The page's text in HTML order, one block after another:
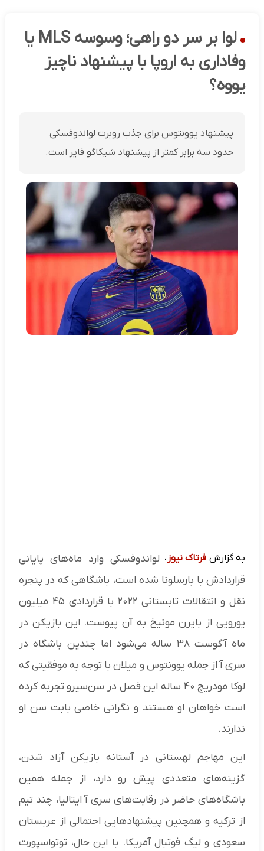
لوا بر سر دو راهی؛ وسوسه MLS یا
وفاداری به اروپا با پیشنهاد ناچیز
یووه؟
پیشنهاد یوونتوس برای جذب روبرت لواندوفسکی
حدود سه برابر کمتر از پیشنهاد شیکاگو فایر است.
به گزارش فرتاک نیوز ، لواندوفسکی وارد ماه‌های پایانی
قراردادش با بارسلونا شده است، باشگاهی که در پنجره
نقل و انتقالات تابستانی ۲۰۲۲ با قراردادی ۴۵ میلیون
یورویی از بایرن مونیخ به آن پیوست. این بازیکن در
ماه آگوست ۳۸ ساله می‌شود اما چندین باشگاه در
سری‌ آ از جمله یوونتوس و میلان با توجه به موفقیتی که
لوکا مودریچ ۴۰ ساله این فصل در سن‌سیرو تجربه کرده
است خواهان او هستند و نگرانی خاصی بابت سن او
ندارند.
این مهاجم لهستانی در آستانه بازیکن آزاد شدن،
گزینه‌های متعددی پیش رو دارد، از جمله همین
باشگاه‌های حاضر در رقابت‌های سری‌ آ ایتالیا، چند تیم
از ترکیه و همچنین پیشنهادهایی احتمالی از عربستان
سعودی و لیگ فوتبال آمریکا. با این حال، توتواسپورت